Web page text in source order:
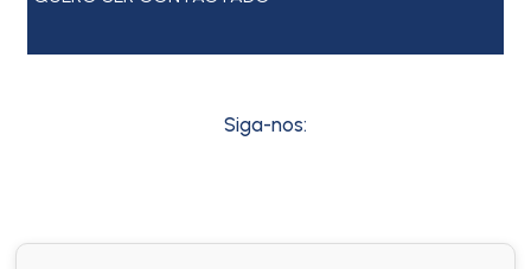
Siga-nos: